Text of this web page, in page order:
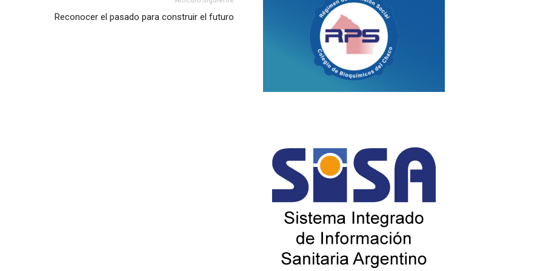
Reconocer el pasado para construir el futuro